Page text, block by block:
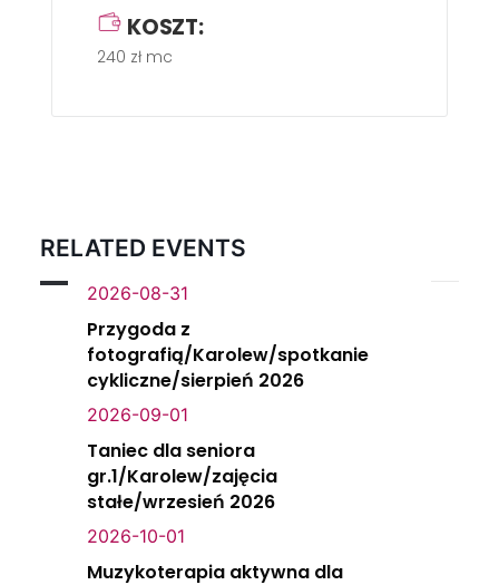
KOSZT:
240 zł mc
RELATED EVENTS
2026-08-31
Przygoda z
fotografią/Karolew/spotkanie
cykliczne/sierpień 2026
2026-09-01
Taniec dla seniora
gr.1/Karolew/zajęcia
stałe/wrzesień 2026
2026-10-01
Muzykoterapia aktywna dla